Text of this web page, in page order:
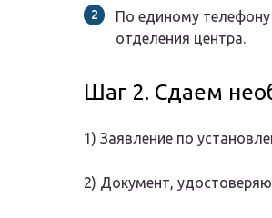
По единому
отделения центра.
Шаг 2. Сдаем
1) Заявление по
2) Документ,